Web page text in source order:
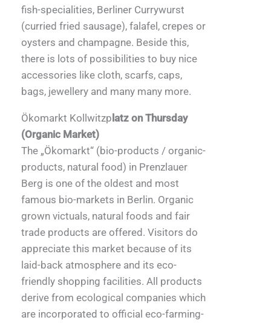
fish-specialities, Berliner Currywurst
(curried fried sausage), falafel, crepes or
oysters and champagne. Beside this,
there is lots of possibilities to buy nice
accessories like cloth, scarfs, caps,
bags, jewellery and many many more.
Ökomarkt Kollwitzplatz on Thursday
(Organic Market)
The „Ökomarkt“ (bio-products / organic-
products, natural food) in Prenzlauer
Berg is one of the oldest and most
famous bio-markets in Berlin. Organic
grown victuals, natural foods and fair
trade products are offered. Visitors do
appreciate this market because of its
laid-back atmosphere and its eco-
friendly shopping facilities. All products
derive from ecological companies which
are incorporated to official eco-farming-